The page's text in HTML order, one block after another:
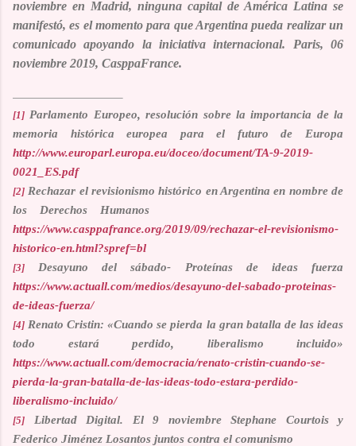
noviembre en Madrid, ninguna capital de América Latina se
manifestó, es el momento para que Argentina pueda realizar un
comunicado apoyando la iniciativa internacional. Paris, 06
noviembre 2019, CasppaFrance.
[1] Parlamento Europeo, resolución sobre la importancia de la
memoria histórica europea para el futuro de Europa
http://www.europarl.europa.eu/doceo/document/TA-9-2019-
0021_ES.pdf
[2] Rechazar el revisionismo histórico en Argentina en nombre de
los Derechos Humanos
https://www.casppafrance.org/2019/09/rechazar-el-revisionismo-
historico-en.html?spref=bl
[3] Desayuno del sábado- Proteínas de ideas fuerza
https://www.actuall.com/medios/desayuno-del-sabado-proteinas-
de-ideas-fuerza/
[4] Renato Cristin: «Cuando se pierda la gran batalla de las ideas
todo estará perdido, liberalismo incluido»
https://www.actuall.com/democracia/renato-cristin-cuando-se-
pierda-la-gran-batalla-de-las-ideas-todo-estara-perdido-
liberalismo-incluido/
[5] Libertad Digital. El 9 noviembre Stephane Courtois y
Federico Jiménez Losantos juntos contra el comunismo